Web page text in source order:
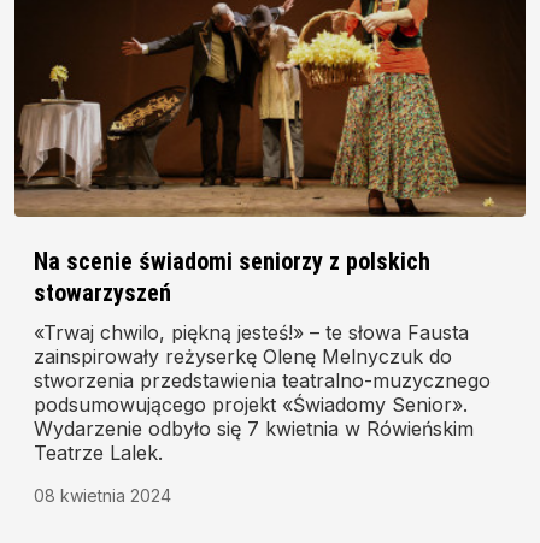
Na scenie świadomi seniorzy z polskich
stowarzyszeń
«Trwaj chwilo, piękną jesteś!» – te słowa Fausta
zainspirowały reżyserkę Olenę Melnyczuk do
stworzenia przedstawienia teatralno-muzycznego
podsumowującego projekt «Świadomy Senior».
Wydarzenie odbyło się 7 kwietnia w Rówieńskim
Teatrze Lalek.
08 kwietnia 2024